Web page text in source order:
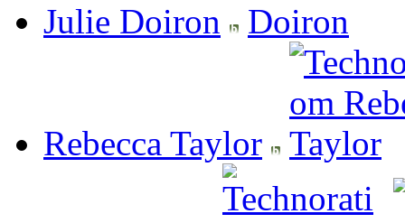
Julie Doiron
Rebecca Taylor